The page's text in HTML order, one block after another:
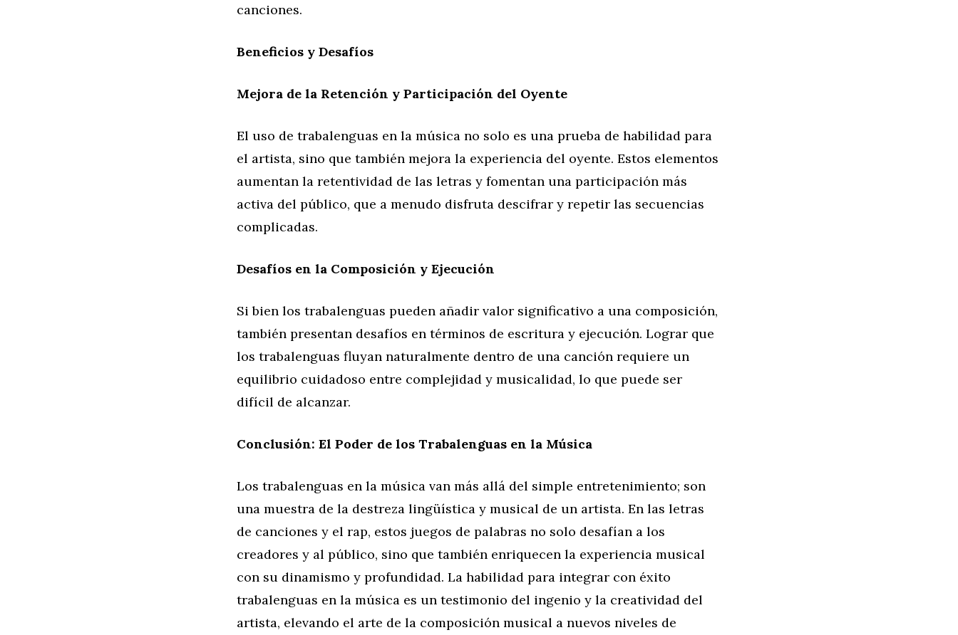
canciones.
Beneficios y Desafíos
Mejora de la Retención y Participación del Oyente
El uso de trabalenguas en la música no solo es una prueba de habilidad para
el artista, sino que también mejora la experiencia del oyente. Estos elementos
aumentan la retentividad de las letras y fomentan una participación más
activa del público, que a menudo disfruta descifrar y repetir las secuencias
complicadas.
Desafíos en la Composición y Ejecución
Si bien los trabalenguas pueden añadir valor significativo a una composición,
también presentan desafíos en términos de escritura y ejecución. Lograr que
los trabalenguas fluyan naturalmente dentro de una canción requiere un
equilibrio cuidadoso entre complejidad y musicalidad, lo que puede ser
difícil de alcanzar.
Conclusión: El Poder de los Trabalenguas en la Música
Los trabalenguas en la música van más allá del simple entretenimiento; son
una muestra de la destreza lingüística y musical de un artista. En las letras
de canciones y el rap, estos juegos de palabras no solo desafían a los
creadores y al público, sino que también enriquecen la experiencia musical
con su dinamismo y profundidad. La habilidad para integrar con éxito
trabalenguas en la música es un testimonio del ingenio y la creatividad del
artista, elevando el arte de la composición musical a nuevos niveles de